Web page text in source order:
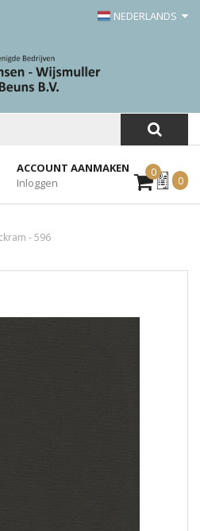
NEDERLANDS
ACCOUNT AANMAKEN
Inloggen
0Mijn
Offerte
0
- 596